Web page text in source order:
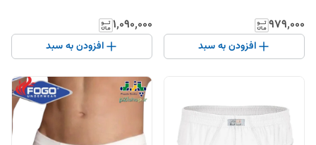
۹۷۹٬۰۰۰
افزودن به سبد
۱٬۰۹۰٬۰۰۰
افزودن به سبد